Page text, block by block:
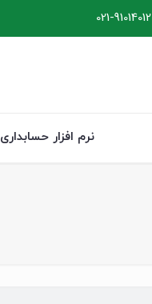
021-91014012
نرم افزار حسابداری